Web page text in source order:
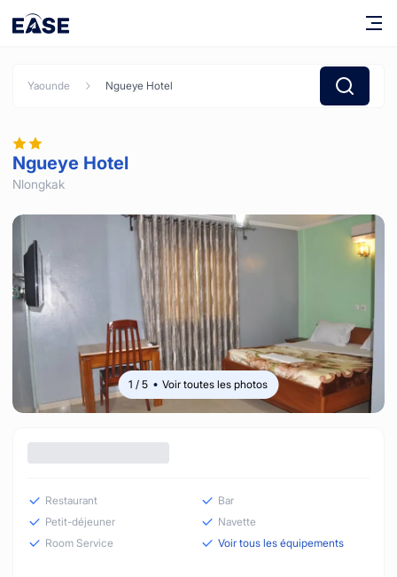
Yaounde Ngueye Hotel
Ngueye Hotel
Nlongkak
1 /5 Voir toutes les photos
Restaurant
Bar
Petit-déjeuner
Navette
Room Service
Voir tous les équipements